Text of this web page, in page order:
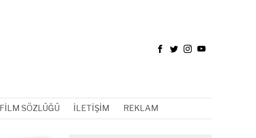
FILM SÖZLÜĞÜ İLETIŞIM REKLAM